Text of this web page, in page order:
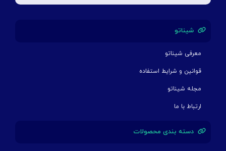
شیناتو
معرفی شیناتو
قوانین و شرایط استفاده
مجله شیناتو
ارتباط با ما
دسته بندی محصولات